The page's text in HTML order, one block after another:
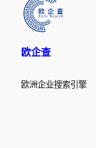
欧企查
欧洲企业搜索引擎